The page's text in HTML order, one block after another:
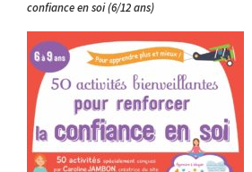
confiance en soi (6/12 ans)